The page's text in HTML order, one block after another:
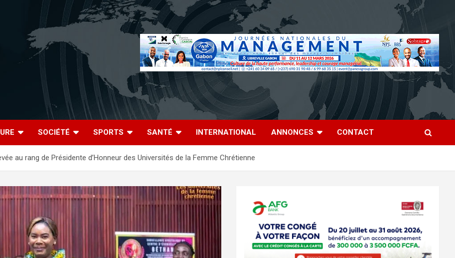
SOCIÉTÉ SPORTS SANTÉ INTERNATIONAL ANNONCES CONTACT
au rang de Présidente d’Honneur des Universités de la Femme Chrétienne